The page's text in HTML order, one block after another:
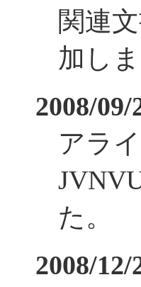
関連
加しま
2008/09/
アラ
た。
2008/12/